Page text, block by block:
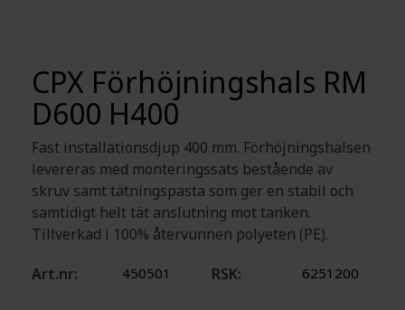
CPX Förhöjningshals RM
D600 H400
Fast installationsdjup 400 mm. Förhöjningshalsen
levereras med monteringssats bestående av
skruv samt tätningspasta som ger en stabil och
samtidigt helt tät anslutning mot tanken.
Tillverkad i 100% återvunnen polyeten (PE).
Art.nr:
450501 RSK: 6251200